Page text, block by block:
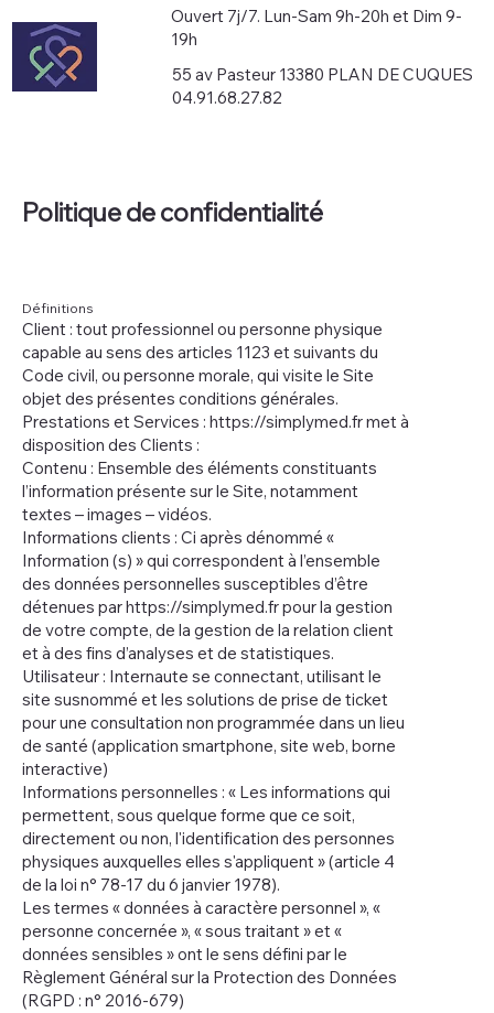
Ouvert 7j/7. Lun-Sam 9h-20h et Dim 9-
19h
55 av Pasteur 13380 PLAN DE CUQUES
04.91.68.27.82
Politique de confidentialité
Définitions
Client : tout professionnel ou personne physique
capable au sens des articles 1123 et suivants du
Code civil, ou personne morale, qui visite le Site
objet des présentes conditions générales.
Prestations et Services : https://simplymed.fr met à
disposition des Clients :
Contenu : Ensemble des éléments constituants
l’information présente sur le Site, notamment
textes – images – vidéos.
Informations clients : Ci après dénommé «
Information (s) » qui correspondent à l’ensemble
des données personnelles susceptibles d’être
détenues parhttps://simplymed.frpour la gestion
de votre compte, de la gestion de la relation client
et à des fins d’analyses et de statistiques.
Utilisateur : Internaute se connectant, utilisant le
site susnommé et les solutions de prise de ticket
pour une consultation non programmée dans un lieu
de santé (application smartphone, site web, borne
interactive)
Informations personnelles : « Les informations qui
permettent, sous quelque forme que ce soit,
directement ou non, l'identification des personnes
physiques auxquelles elles s'appliquent » (article 4
de la loi n° 78-17 du 6 janvier 1978).
Les termes « données à caractère personnel », «
personne concernée », « sous traitant » et «
données sensibles » ont le sens défini par le
Règlement Général sur la Protection des Données
(RGPD : n° 2016-679)